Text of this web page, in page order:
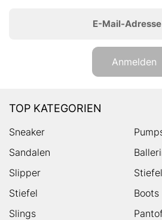
E-Mail-Adresse
Anmelden
TOP KATEGORIEN
Sneaker
Sandalen
Slipper
Stiefel
Boots
Slings